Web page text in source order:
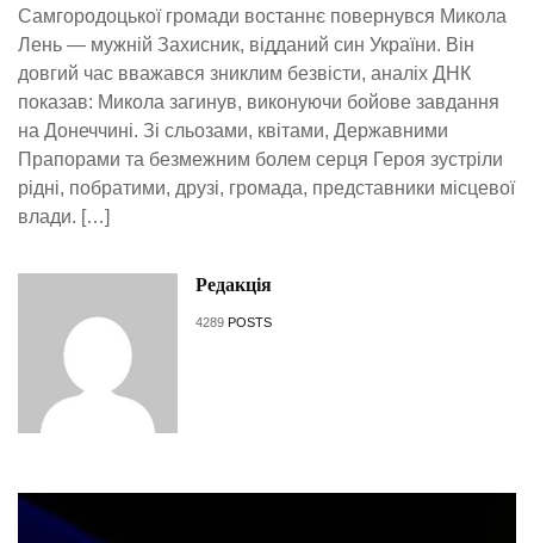
Самгородоцької громади востаннє повернувся Микола
Лень — мужній Захисник, відданий син України. Він
довгий час вважався зниклим безвісти, аналіх ДНК
показав: Микола загинув, виконуючи бойове завдання
на Донеччині. Зі сльозами, квітами, Державними
Прапорами та безмежним болем серця Героя зустріли
рідні, побратими, друзі, громада, представники місцевої
влади. […]
Редакція
4289 POSTS